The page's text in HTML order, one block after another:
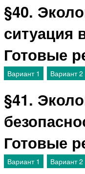
§40.
ситуация
Готовые
Вариант 1 Вариант 2
§41.
Готовые
Вариант 1 Вариант 2